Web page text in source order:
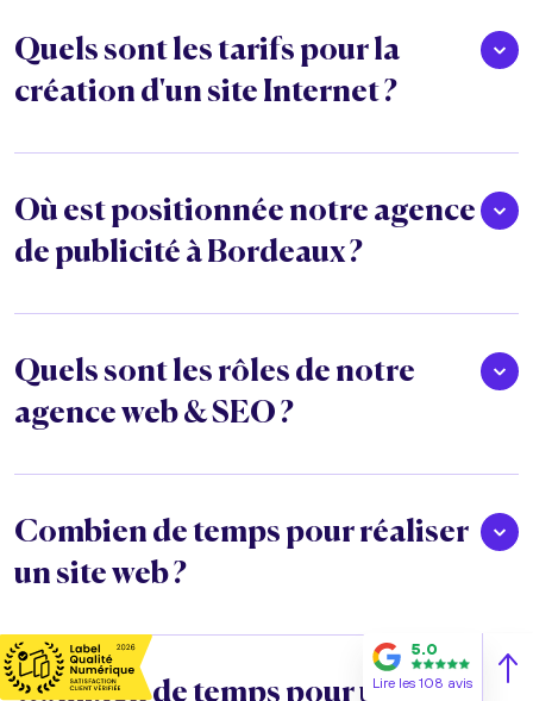
Quels sont les tarifs pour la
création d'un site Internet ?
Où est positionnée notre agence
de publicité à Bordeaux ?
Quels sont les rôles de notre
agence web & SEO ?
Combien de temps pour réaliser
un site web ?
Combien de temps pour une
5.0
Lire les 108 avis